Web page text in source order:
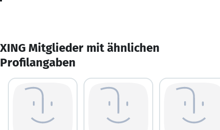
XING Mitglieder mit ähnlichen
Profilangaben